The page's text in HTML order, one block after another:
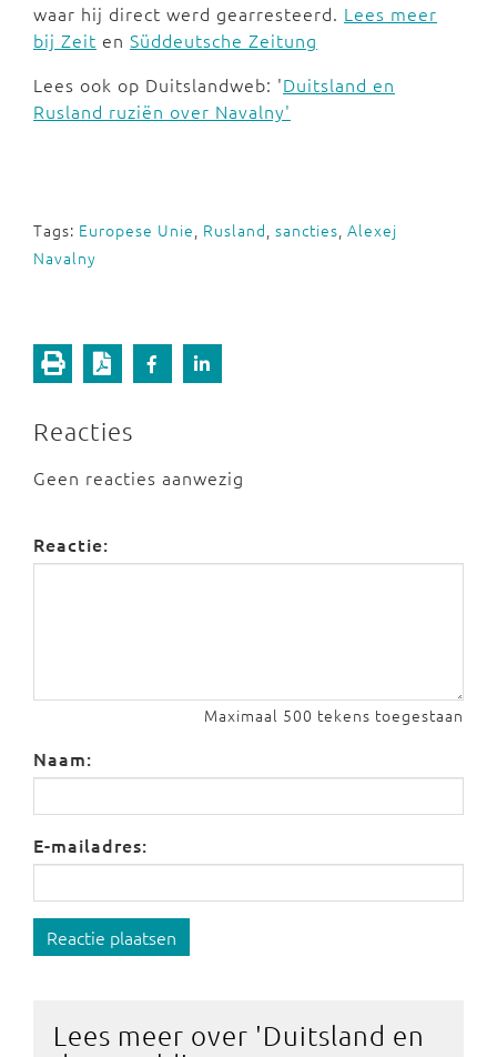
waar hij direct werd gearresteerd. Lees meer
bij Zeit en Süddeutsche Zeitung
Lees ook op Duitslandweb: 'Duitsland en
Rusland ruziën over Navalny'
Tags: Europese Unie, Rusland, sancties, Alexej
Navalny
Reacties
Geen reacties aanwezig
Reactie:
Maximaal 500 tekens toegestaan
Naam:
E-mailadres:
Reactie plaatsen
Lees meer over 'Duitsland en